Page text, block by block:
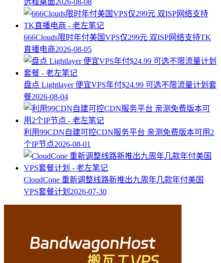
远程桌面2026-08-08
666Clouds限时年付美国VPS仅299元 双ISP网络支持TK
直播电商2026-08-05
盘点 Lightlayer 便宜VPS年付$24.99 可选不限流量计划套
餐2026-08-04
利用99CDN自建可控CDN服务平台 亲测免费版本可用2
个IP节点2026-08-01
CloudCone 重新调整线路新推出九周年几款年付美国
VPS套餐计划 2026-07-30